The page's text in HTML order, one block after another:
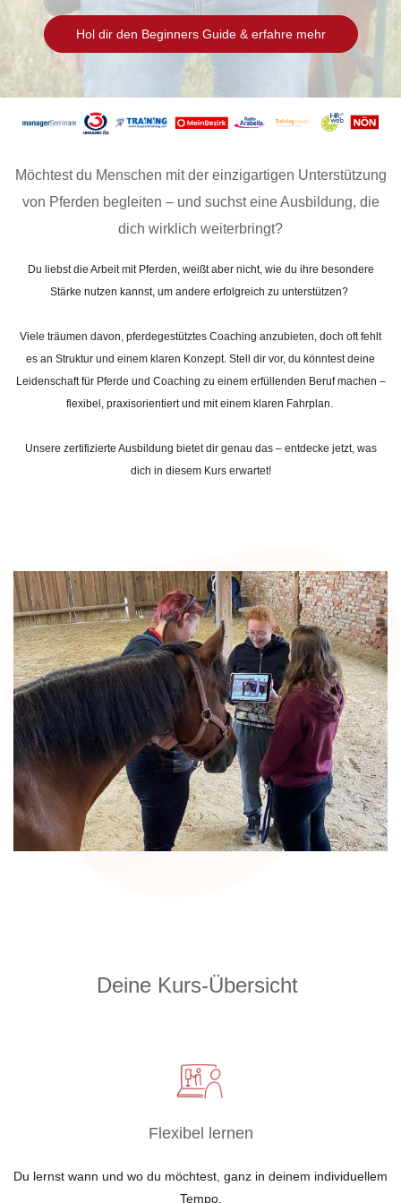
Hol dir den Beginners Guide & erfahre mehr
Möchtest du Menschen mit der einzigartigen Unterstützung
von Pferden begleiten – und suchst eine Ausbildung, die
dich wirklich weiterbringt?
Du liebst die Arbeit mit Pferden, weißt aber nicht, wie du ihre besondere
Stärke nutzen kannst, um andere erfolgreich zu unterstützen?
Viele träumen davon, pferdegestütztes Coaching anzubieten, doch oft fehlt
es an Struktur und einem klaren Konzept. Stell dir vor, du könntest deine
Leidenschaft für Pferde und Coaching zu einem erfüllenden Beruf machen –
flexibel, praxisorientiert und mit einem klaren Fahrplan.
Unsere zertifizierte Ausbildung bietet dir genau das – entdecke jetzt, was
dich in diesem Kurs erwartet!
Deine Kurs-Übersicht
Flexibel lernen
Du lernst wann und wo du möchtest, ganz in deinem individuellem
Tempo.